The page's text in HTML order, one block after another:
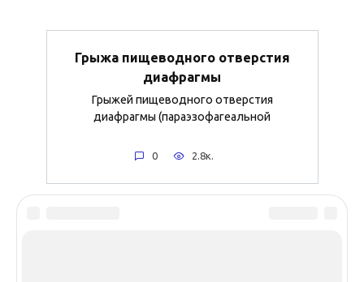
Грыжа пищеводного отверстия
диафрагмы
Грыжей пищеводного отверстия
диафрагмы (параэзофагеальной
0 2.8к.